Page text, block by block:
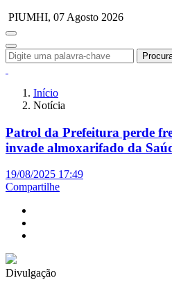
PIUMHI, 07 Agosto 2026
Início
Notícia
Patrol da Prefeitura perde
invade almoxarifado da
19/08/2025 17:49
Compartilhe
Divulgação